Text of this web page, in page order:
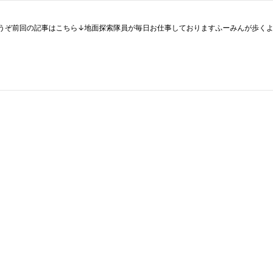
前回の記事はこちら↓地面探索隊員が毎日お仕事しておりますふーみんが歩く